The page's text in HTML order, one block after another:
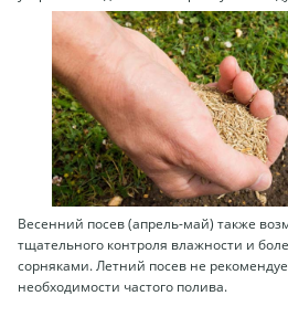
Весенний посев (апрель-май) также
тщательного контроля влажности и
сорняками. Летний посев не
необходимости частого полива.